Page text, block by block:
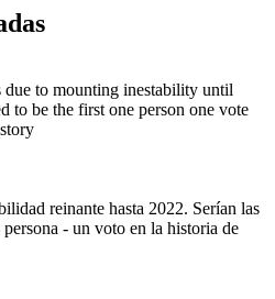
due to mounting inestability until
to be the first one person one vote
reinante hasta 2022. Serían las
- un voto en la historia de